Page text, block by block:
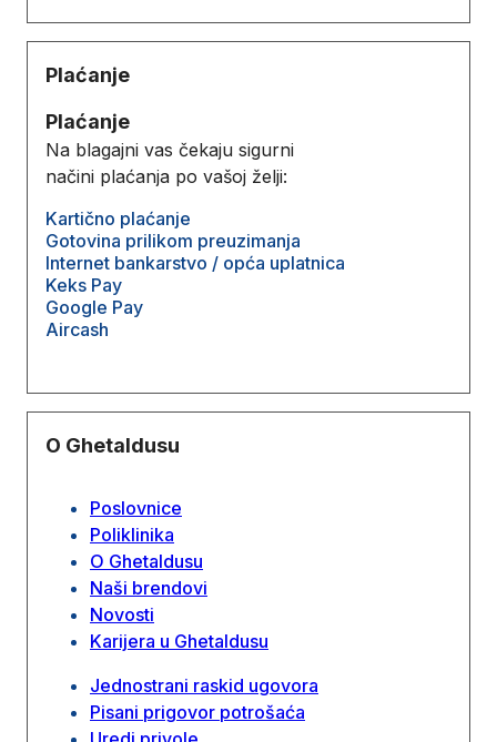
Plaćanje
Plaćanje
Na blagajni vas čekaju sigurni
načini plaćanja po vašoj želji:
Kartično plaćanje
Gotovina prilikom preuzimanja
Internet bankarstvo / opća uplatnica
Keks Pay
Google Pay
Aircash
O Ghetaldusu
Poslovnice
Poliklinika
O Ghetaldusu
Naši brendovi
Novosti
Karijera u Ghetaldusu
Jednostrani raskid ugovora
Pisani prigovor potrošaća